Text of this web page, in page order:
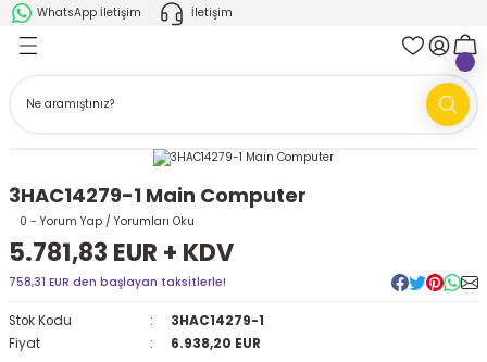
WhatsApp İletişim İletişim
Geri Dön
Ark Kaynağı Robotları
Delta Robotlar
Boya Robotları
Endüstriyel Robotlar
Geri Dön
3HAC14279-1 Main Computer
0 - Yorum Yap / Yorumları Oku
5.781,83 EUR + KDV
758,31 EUR den başlayan taksitlerle!
Stok Kodu
3HAC14279-1
Fiyat
6.938,20 EUR